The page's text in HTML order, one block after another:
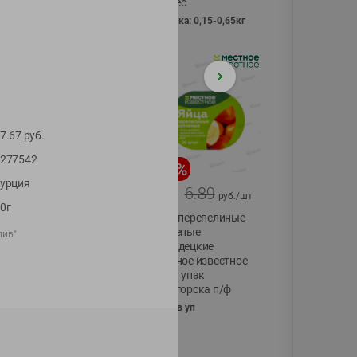
фасовка: 0,15-0,65кг
-17
11.59
ГХИ Местное
%
6.89 руб./шт
Яйца перепелиные
копченые
Молодецкие
Местное известное
20 шт упак
Солигорска п/ф
20шт в уп
руб.